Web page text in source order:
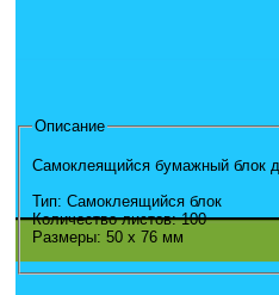
Описание
Самоклеящийся бумажный блок
Тип: Самоклеящийся блок
Количество листов: 100
Размеры: 50 х 76 мм